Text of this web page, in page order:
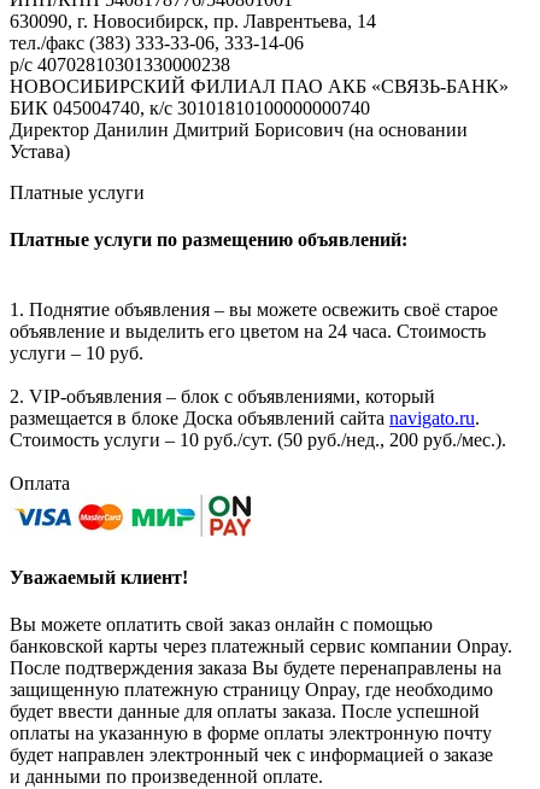
630090, г. Новосибирск, пр. Лаврентьева, 14
тел./факс (383) 333-33-06, 333-14-06
р/с 40702810301330000238
НОВОСИБИРСКИЙ ФИЛИАЛ ПАО АКБ «СВЯЗЬ-БАНК»
БИК 045004740, к/с 30101810100000000740
Директор Данилин Дмитрий Борисович (на основании
Устава)
Платные услуги
Платные услуги по размещению объявлений:
1. Поднятие объявления – вы можете освежить своё старое
объявление и выделить его цветом на 24 часа. Стоимость
услуги – 10 руб.
2. VIP-объявления – блок с объявлениями, который
размещается в блоке Доска объявлений сайта navigato.ru.
Стоимость услуги – 10 руб./сут. (50 руб./нед., 200 руб./мес.).
Оплата
Уважаемый клиент!
Вы можете оплатить свой заказ онлайн с помощью
банковской карты через платежный сервис компании Onpay.
После подтверждения заказа Вы будете перенаправлены на
защищенную платежную страницу Onpay, где необходимо
будет ввести данные для оплаты заказа. После успешной
оплаты на указанную в форме оплаты электронную почту
будет направлен электронный чек с информацией о заказе
и данными по произведенной оплате.